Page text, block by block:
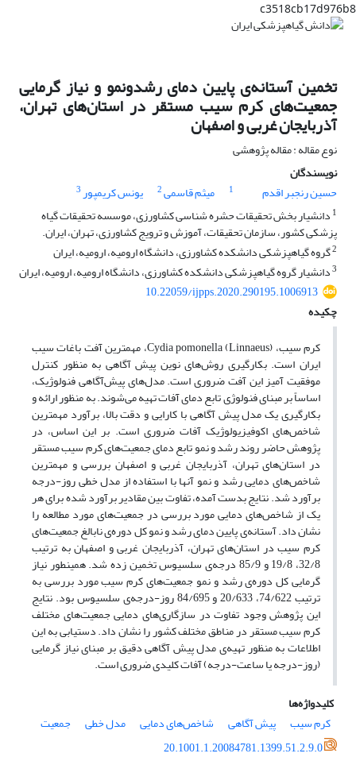
c3518cb17d976b8
تخمین آستانه‌ی پایین دمای رشدونمو و نیاز گرمایی
جمعیت‌های کرم سیب مستقر در استان‌های تهران،
آذربایجان غربی و اصفهان
نوع مقاله : مقاله پژوهشی
نویسندگان
حسین رنجبر اقدم
1 میثم قاسمی2 یونس کریمپور3
1 دانشیار بخش تحقیقات حشره شناسی کشاورزی، موسسه تحقیقات گیاه
پزشکی کشور، سازمان تحقیقات، آموزش و ترویج کشاورزی، تهران، ایران.
2گروه گیاهپزشکی دانشکده کشاورزی، دانشگاه ارومیه، ارومیه، ایران
3دانشیار گروه گیاهپزشکی دانشکده کشاورزی، دانشگاه ارومیه، ارومیه، ایران
10.22059/ijpps.2020.290195.1006913
چکیده
کرم سیب، Cydia pomonella (Linnaeus)، مهمترین آفت باغات سیب
ایران است. بکارگیری روش‌های نوین پیش آگاهی به منظور کنترل
موفقیت آمیز این آفت ضروری است. مدل‌های پیش‌آگاهی فنولوژیک،
اساساً بر مبنای فنولوژی تابع دمای آفات تهیه می‌شوند. به منظور ارائه‌ و
بکارگیری یک مدل پیش آگاهی با کارایی و دقت بالا، برآورد مهمترین
شاخص‌های اکوفیزیولوژیک آفات ضروری است. بر این اساس، در
پژوهش حاضر روند رشد و نمو تابع دمای جمعیت‌های کرم سیب مستقر
در استان‌های تهران، آذربایجان غربی و اصفهان بررسی و مهمترین
شاخص‌های دمایی رشد و نمو آنها با استفاده از مدل‌ خطی روز-درجه
برآورد شد. نتایج بدست آمده، تفاوت بین مقادیر برآورد شده برای هر
یک از شاخص‌های دمایی مورد بررسی در جمعیت‌های مورد مطالعه را
نشان داد. آستانه‌ی پایین دمای رشد و نمو کل دوره‌ی نابالغ جمعیت‌های
کرم سیب در استان‌های تهران، آذربایجان غربی و اصفهان به ترتیب
32/8، 19/8 و 85/9 درجه‌ی سلسیوس تخمین زده شد. همینطور نیاز
گرمایی کل دوره‌ی رشد و نمو جمعیت‌های کرم سیب مورد بررسی به
ترتیب 74/622، 20/633 و 84/695 روز-درجه‌ی سلسیوس بود. نتایج
این پژوهش وجود تفاوت‌ در سازگاری‌های دمایی جمعیت‌های مختلف
کرم سیب مستقر در مناطق مختلف کشور را نشان داد. دستیابی به این
اطلاعات به منظور تهیه‌ی مدل پیش آگاهی دقیق بر مبنای نیاز گرمایی
(روز-درجه یا ساعت-درجه) آفات کلیدی ضروری است.
کلیدواژه‌ها
کرم سیب
پیش آگاهی شاخص‌های دمایی مدل خطی
جمعیت
20.1001.1.20084781.1399.51.2.9.0